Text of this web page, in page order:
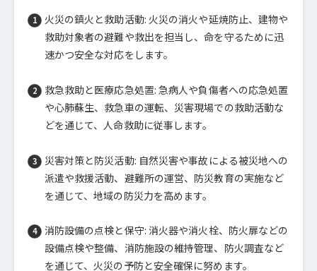
火災の鎮火と救助活動: 火災の消火や延焼防止、建物や
救助対象者の避難や救出を担当し、命を守るために迅
速かつ安全な対応をします。
救急救助と医療応急処置: 急病人や負傷者への応急処置
や心肺蘇生、救急車の運転、災害現場での救助活動な
どを通じて、人命救助に従事します。
災害対策と防災活動: 自然災害や事故による被災地への
派遣や救援活動、避難所の運営、防災教育の実施など
を通じて、地域の防災力を高めます。
消防設備の点検と保守: 消火器や消火栓、防火扉などの
設備点検や整備、消防施設の維持管理、防火調査など
を通じて、火災の予防と安全確保に努めます。